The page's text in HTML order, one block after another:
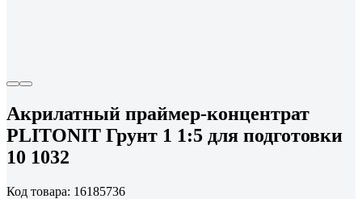
Акрилатный праймер-концентрат
PLITONIT Грунт 1 1:5 для подготовки
10 1032
Код товара: 16185736